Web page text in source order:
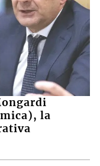
la